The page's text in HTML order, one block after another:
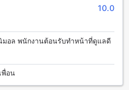
ะเบียงหรือระเบียงที่สามารถชมวิว
การรับประทานอาหารที่โรงแรม
วยความสะดวกสำหรับการรับ
และมีคุณภาพสูง ที่นี่คุณสามารถ
อมของกาแฟสดในร้านกาแฟ หรือ
10.0
อล พนักงานต้อนรับทำหน้าที่ดูแลดี
พื่อน